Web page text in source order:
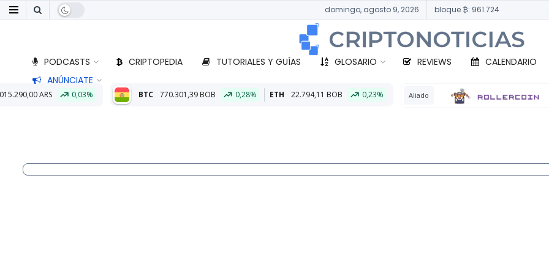
domingo, agosto 9, 2026 bloque ₿: 961.724
PODCASTS CRIPTOPEDIA TUTORIALES Y GUÍAS GLOSARIO REVIEWS CALENDARIO
ANÚNCIATE
BTC 770.301,39 BOB 0,28% ETH 22.794,11 BOB 0,23% Aliado BTC